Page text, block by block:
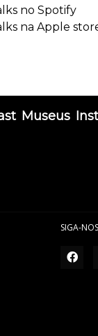
no Spotify
na Apple
Museus
SIGA-NOS